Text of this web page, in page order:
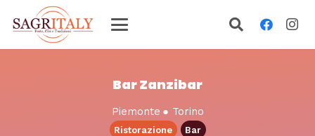
Bar Zanzibar
Piemonte ● Torino
Ristorazione Bar